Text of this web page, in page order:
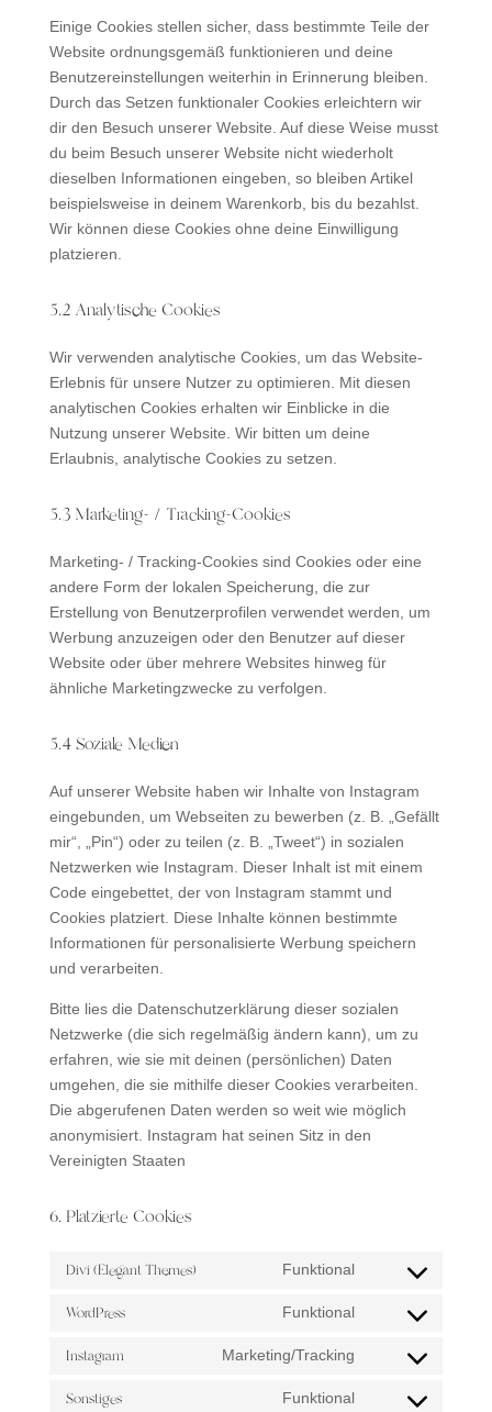
Einige Cookies stellen sicher, dass bestimmte Teile der
Website ordnungsgemäß funktionieren und deine
Benutzereinstellungen weiterhin in Erinnerung bleiben.
Durch das Setzen funktionaler Cookies erleichtern wir
dir den Besuch unserer Website. Auf diese Weise musst
du beim Besuch unserer Website nicht wiederholt
dieselben Informationen eingeben, so bleiben Artikel
beispielsweise in deinem Warenkorb, bis du bezahlst.
Wir können diese Cookies ohne deine Einwilligung
platzieren.
5.2 Analytische Cookies
Wir verwenden analytische Cookies, um das Website-
Erlebnis für unsere Nutzer zu optimieren. Mit diesen
analytischen Cookies erhalten wir Einblicke in die
Nutzung unserer Website. Wir bitten um deine
Erlaubnis, analytische Cookies zu setzen.
5.3 Marketing- / Tracking-Cookies
Marketing- / Tracking-Cookies sind Cookies oder eine
andere Form der lokalen Speicherung, die zur
Erstellung von Benutzerprofilen verwendet werden, um
Werbung anzuzeigen oder den Benutzer auf dieser
Website oder über mehrere Websites hinweg für
ähnliche Marketingzwecke zu verfolgen.
5.4 Soziale Medien
Auf unserer Website haben wir Inhalte von Instagram
eingebunden, um Webseiten zu bewerben (z. B. „Gefällt
mir“, „Pin“) oder zu teilen (z. B. „Tweet“) in sozialen
Netzwerken wie Instagram. Dieser Inhalt ist mit einem
Code eingebettet, der von Instagram stammt und
Cookies platziert. Diese Inhalte können bestimmte
Informationen für personalisierte Werbung speichern
und verarbeiten.
Bitte lies die Datenschutzerklärung dieser sozialen
Netzwerke (die sich regelmäßig ändern kann), um zu
erfahren, wie sie mit deinen (persönlichen) Daten
umgehen, die sie mithilfe dieser Cookies verarbeiten.
Die abgerufenen Daten werden so weit wie möglich
anonymisiert. Instagram hat seinen Sitz in den
Vereinigten Staaten
6. Platzierte Cookies
Divi (Elegant Themes) Funktional
Consent
themes)
WordPress Funktional
Consent
wordpress
Instagram Marketing/Tracking
Consent
Sonstiges Funktional